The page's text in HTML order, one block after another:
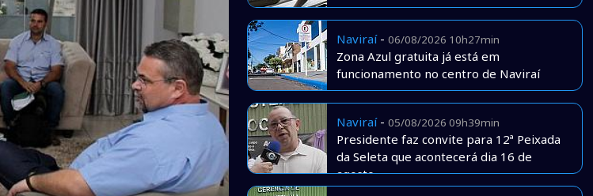
Naviraí- 06/08/2026 10h27min
Zona Azul gratuita já está em
funcionamento no centro de Naviraí
Naviraí- 05/08/2026 09h39min
Presidente faz convite para 12ª Peixada
da Seleta que acontecerá dia 16 de
agosto